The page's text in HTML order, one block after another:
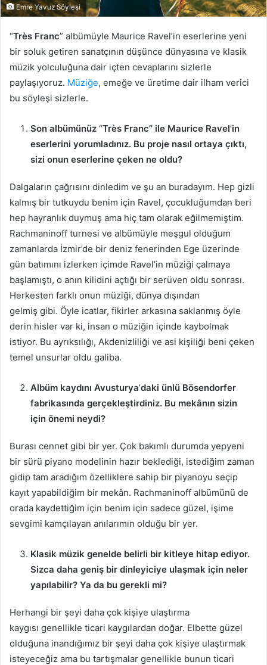
Emre Yavuz Söyleşi
“Très Franc” albümüyle Maurice Ravel’in eserlerine yeni
bir soluk getiren sanatçının düşünce dünyasına ve klasik
müzik yolculuğuna dair içten cevaplarını sizlerle
paylaşıyoruz. Müziğe, emeğe ve üretime dair ilham verici
bu söyleşi sizlerle.
Son albümünüz “Très Franc” ile Maurice Ravel’in
eserlerini yorumladınız. Bu proje nasıl ortaya çıktı,
sizi onun eserlerine çeken ne oldu?
Dalgaların çağrısını dinledim ve şu an buradayım. Hep gizli
kalmış bir tutkuydu benim için Ravel, çocukluğumdan beri
hep hayranlık duymuş ama hiç tam olarak eğilmemiştim.
Rachmaninoff turnesi ve albümüyle meşgul olduğum
zamanlarda İzmir’de bir deniz fenerinden Ege üzerinde
gün batımını izlerken içimde Ravel’in müziği çalmaya
başlamıştı, o anın kilidini açtığı bir serüven oldu sonrası.
Herkesten farklı onun müziği, dünya dışından
gelmiş gibi. Öyle icatlar, fikirler arkasına saklanmış öyle
derin hisler var ki, insan o müziğin içinde kaybolmak
istiyor. Bu ayrıksılığı, Akdenizliliği ve asi kişiliği beni çeken
temel unsurlar oldu galiba.
Albüm kaydını Avusturya’daki ünlü Bösendorfer
fabrikasında gerçekleştirdiniz. Bu mekânın sizin
için önemi neydi?
Burası cennet gibi bir yer. Çok bakımlı durumda yepyeni
bir sürü piyano modelinin hazır beklediği, istediğim zaman
gidip tam aradığım özelliklere sahip bir piyanoyu seçip
kayıt yapabildiğim bir mekân. Rachmaninoff albümünü de
orada kaydettiğim için benim için sadece güzel, işime
sevgimi kamçılayan anılarımın olduğu bir yer.
Klasik müzik genelde belirli bir kitleye hitap ediyor.
Sizca daha geniş bir dinleyiciye ulaşmak için neler
yapılabilir? Ya da bu gerekli mi?
Herhangi bir şeyi daha çok kişiye ulaştırma
kaygısı genellikle ticari kaygılardan doğar. Elbette güzel
olduğuna inandığımız bir şeyi daha çok kişiye ulaştırmak
isteyeceğiz ama bu tartışmalar genellikle bunun ticari